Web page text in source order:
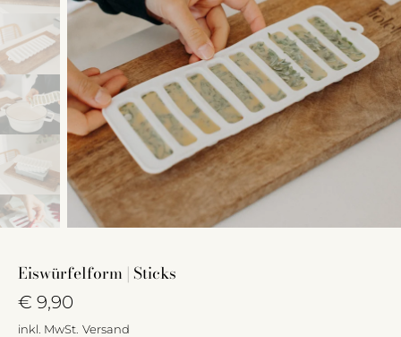
Eiswürfelform | Sticks
€ 9,90
inkl. MwSt. Versand